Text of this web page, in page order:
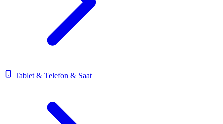
Tablet & Telefon & Saat